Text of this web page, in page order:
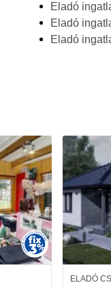
Eladó
Eladó
Eladó
ELADÓ